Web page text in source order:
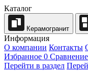
Каталог
Керамогранит
Информация
О компании Контакты
Избранное 0 Сравнение
Перейти в раздел